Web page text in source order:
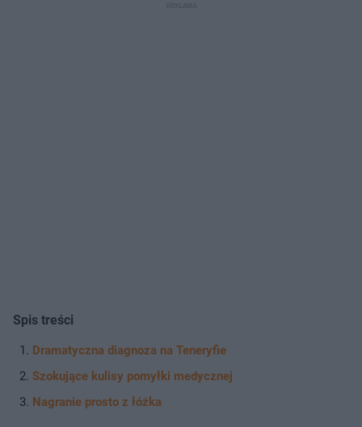
Spis treści
Dramatyczna diagnoza na Teneryfie
Szokujące kulisy pomyłki medycznej
Nagranie prosto z łóżka